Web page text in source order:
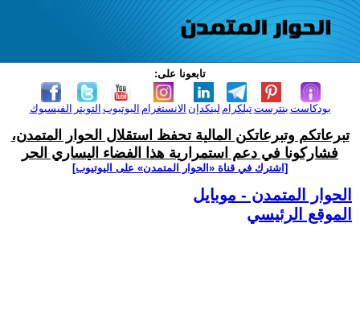
تابعونا على:
الفيسبوك التويتر اليوتيوب الانستغرام لينكدإن تيلكرامبنترست بودكاست
تبرعاتكم وتبرعاتكن المالية تحفظ استقلال الحوار المتمدن،
فشاركونا في دعم استمرارية هذا الفضاء اليساري الحر
[اشترك في قناة ‫«الحوار المتمدن» على اليوتيوب]
الحوار المتمدن - موبايل
الموقع الرئيسي